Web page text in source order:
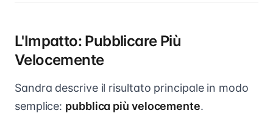
L'Impatto: Pubblicare Più
Velocemente
Sandra descrive il risultato principale in modo
semplice: pubblica più velocemente.